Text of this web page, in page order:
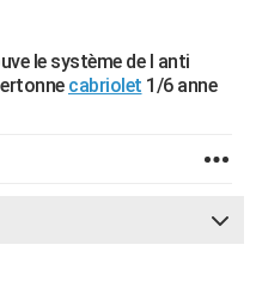
le système de l anti
cabriolet 1/6 anne